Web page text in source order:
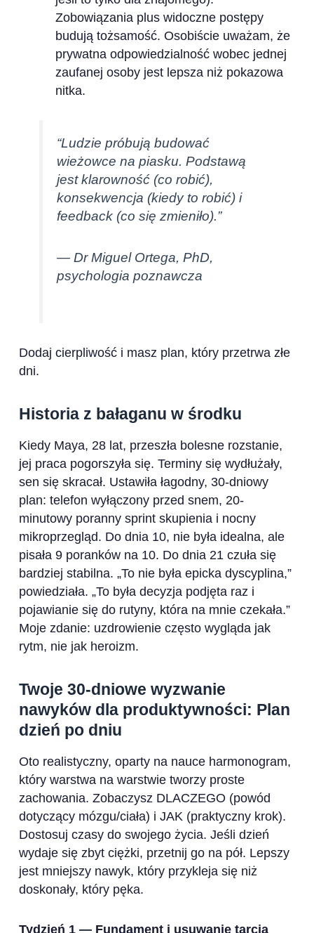
Zobowiązania plus widoczne postępy
budują tożsamość. Osobiście uważam, że
prywatna odpowiedzialność wobec jednej
zaufanej osoby jest lepsza niż pokazowa
nitka.
“Ludzie próbują budować
wieżowce na piasku. Podstawą
jest klarowność (co robić),
konsekwencja (kiedy to robić) i
feedback (co się zmieniło).”
— Dr Miguel Ortega, PhD,
psychologia poznawcza
Dodaj cierpliwość i masz plan, który przetrwa złe
dni.
Historia z bałaganu w środku
Kiedy Maya, 28 lat, przeszła bolesne rozstanie,
jej praca pogorszyła się. Terminy się wydłużały,
sen się skracał. Ustawiła łagodny, 30-dniowy
plan: telefon wyłączony przed snem, 20-
minutowy poranny sprint skupienia i nocny
mikroprzegląd. Do dnia 10, nie była idealna, ale
pisała 9 poranków na 10. Do dnia 21 czuła się
bardziej stabilna. „To nie była epicka dyscyplina,”
powiedziała. „To była decyzja podjęta raz i
pojawianie się do rutyny, która na mnie czekała.”
Moje zdanie: uzdrowienie często wygląda jak
rytm, nie jak heroizm.
Twoje 30-dniowe wyzwanie
nawyków dla produktywności: Plan
dzień po dniu
Oto realistyczny, oparty na nauce harmonogram,
który warstwa na warstwie tworzy proste
zachowania. Zobaczysz DLACZEGO (powód
dotyczący mózgu/ciała) i JAK (praktyczny krok).
Dostosuj czasy do swojego życia. Jeśli dzień
wydaje się zbyt ciężki, przetnij go na pół. Lepszy
jest mniejszy nawyk, który przykleja się niż
doskonały, który pęka.
Tydzień 1 — Fundament i usuwanie tarcia